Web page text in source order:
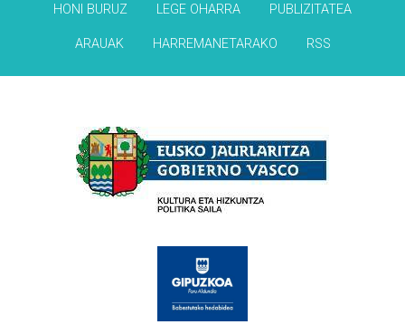
HONI BURUZ LEGE OHARRA PUBLIZITATEA
ARAUAK HARREMANETARAKO RSS